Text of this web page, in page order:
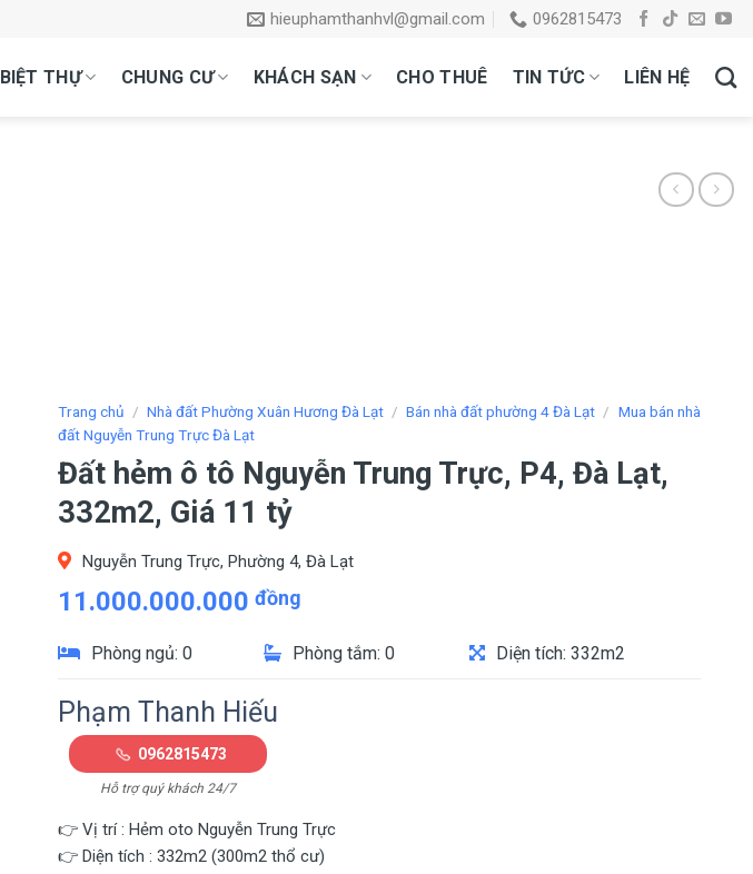
hieuphamthanhvl@gmail.com 0962815473
BIỆT THỰ CHUNG CƯ KHÁCH SẠN CHO THUÊ TIN TỨC LIÊN HỆ
Trang chủ / Nhà đất Phường Xuân Hương Đà Lạt / Bán nhà đất phường 4 Đà Lạt / Mua bán nhà
đất Nguyễn Trung Trực Đà Lạt
Đất hẻm ô tô Nguyễn Trung Trực, P4, Đà Lạt,
332m2, Giá 11 tỷ
Nguyễn Trung Trực, Phường 4, Đà Lạt
11.000.000.000 đồng
Phòng ngủ: 0 Phòng tắm: 0 Diện tích: 332m2
Phạm Thanh Hiếu
0962815473
Hỗ trợ quý khách 24/7
👉 Vị trí : Hẻm oto Nguyễn Trung Trực
👉 Diện tích : 332m2 (300m2 thổ cư)